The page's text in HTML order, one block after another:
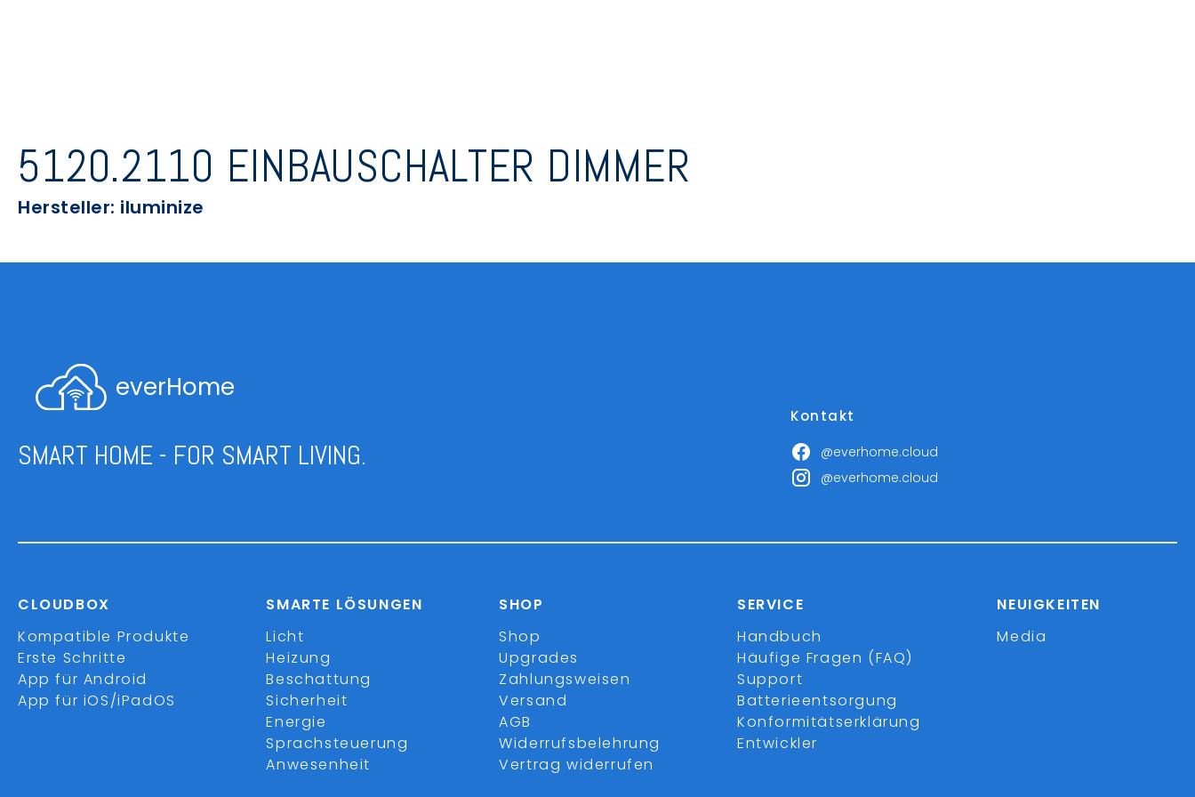
5120.2110 EINBAUSCHALTER DIMMER
Hersteller: iluminize
everHome
SMART HOME - FOR SMART LIVING.
Kontakt
@everhome.cloud
@everhome.cloud
CLOUDBOX
Kompatible Produkte
Erste Schritte
App für Android
App für iOS/iPadOS
SMARTE LÖSUNGEN
Licht
Heizung
Beschattung
Sicherheit
Energie
Sprachsteuerung
Anwesenheit
SHOP
Shop
Upgrades
Zahlungsweisen
Versand
AGB
Widerrufsbelehrung
Vertrag widerrufen
SERVICE
Handbuch
Häufige Fragen (FAQ)
Support
Batterieentsorgung
Konformitätserklärung
Entwickler
NEUIGKEITEN
Media